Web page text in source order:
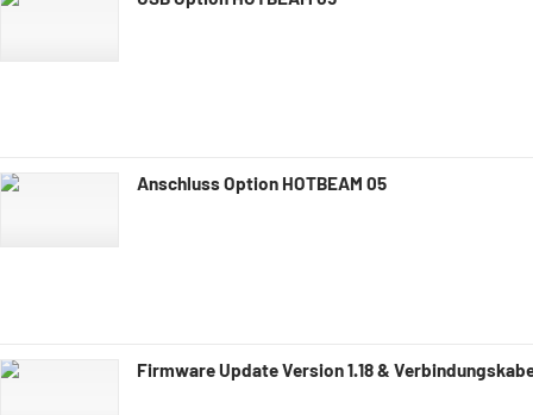
Anschluss Option HOTBEAM 05
Firmware Update Version 1.18 &